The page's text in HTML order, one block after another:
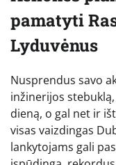
pamatyti
Lyduvėnus
Nusprendus savo
inžinerijos
dieną, o gal net ir
visas vaizdingas
lankytojams gali